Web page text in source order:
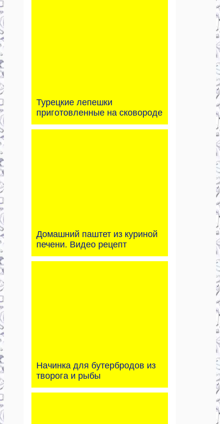
Турецкие лепешки
приготовленные на сковороде
Домашний паштет из куриной
печени. Видео рецепт
Начинка для бутербродов из
творога и рыбы